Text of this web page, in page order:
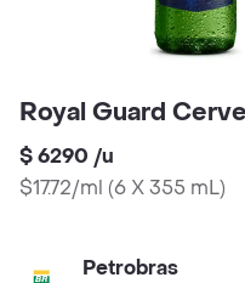
Royal Guard
$ 6290 /u
$17.72/ml (6 X 355 mL)
Petrobras